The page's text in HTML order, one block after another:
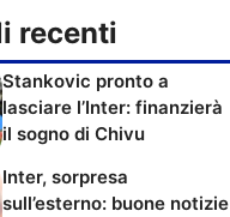
recenti
Stankovic pronto a
lasciare l’Inter: finanzierà
il sogno di Chivu
Inter, sorpresa
sull’esterno: buone notizie